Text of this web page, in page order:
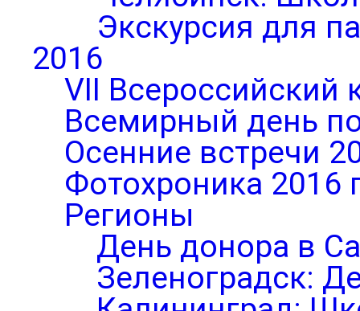
Экскурсия для
2016
VII Всероссийский
Всемирный день
Осенние встречи
Фотохроника 2016
Регионы
День донора в
Зеленоградск: